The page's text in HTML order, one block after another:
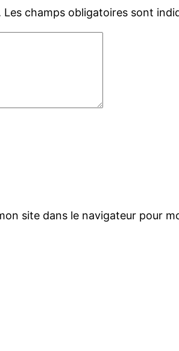
Les champs obligatoires sont
site dans le navigateur pour